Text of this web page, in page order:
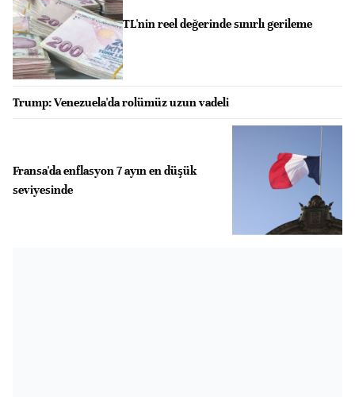
TL'nin reel değerinde sınırlı gerileme
Trump: Venezuela'da rolümüz uzun vadeli
Fransa'da enflasyon 7 ayın en düşük
seviyesinde